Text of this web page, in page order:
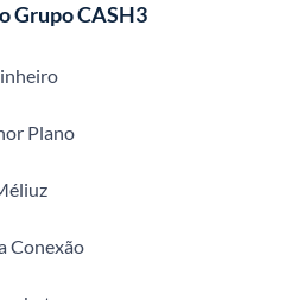
Grupo CASH3
Plano
Conexão